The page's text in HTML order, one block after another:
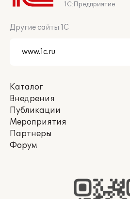
1С:Предприятие
Другие сайты 1С
Каталог
Внедрения
Публикации
Мероприятия
Партнеры
Форум